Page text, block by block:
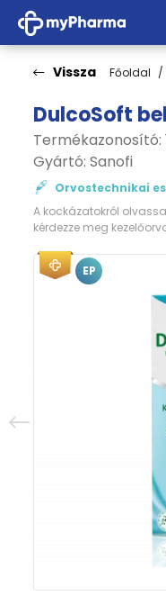
Vissza Főoldal
DulcoSoft
Termékazonosító:
Gyártó: Sanofi
Orvostechnikai
A kockázatokról
kérdezze meg
EP